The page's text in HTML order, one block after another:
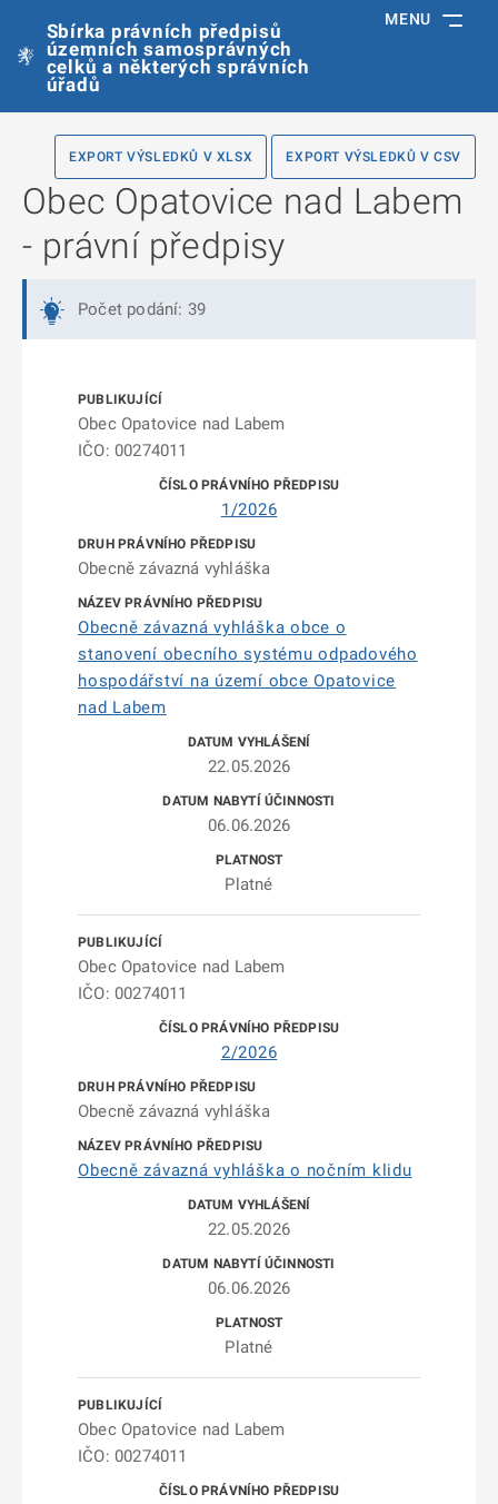
Sbírka právních předpisů
územních samosprávných
celků a některých správních
úřadů
MENU
EXPORT VÝSLEDKŮ V XLSX EXPORT VÝSLEDKŮ V CSV
Obec Opatovice nad Labem
- právní předpisy
Počet podání: 39
Obec Opatovice nad Labem
IČO: 00274011
1/2026
Obecně závazná vyhláška
Obecně závazná vyhláška obce o
stanovení obecního systému odpadového
hospodářství na území obce Opatovice
nad Labem
22.05.2026
06.06.2026
Platné
Obec Opatovice nad Labem
IČO: 00274011
2/2026
Obecně závazná vyhláška
Obecně závazná vyhláška o nočním klidu
22.05.2026
06.06.2026
Platné
Obec Opatovice nad Labem
IČO: 00274011